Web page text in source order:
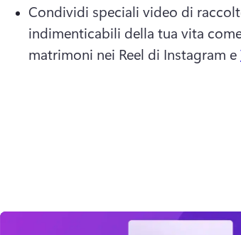
Condividi speciali video di
indimenticabili della tua vita
matrimoni nei Reel di Instagram e